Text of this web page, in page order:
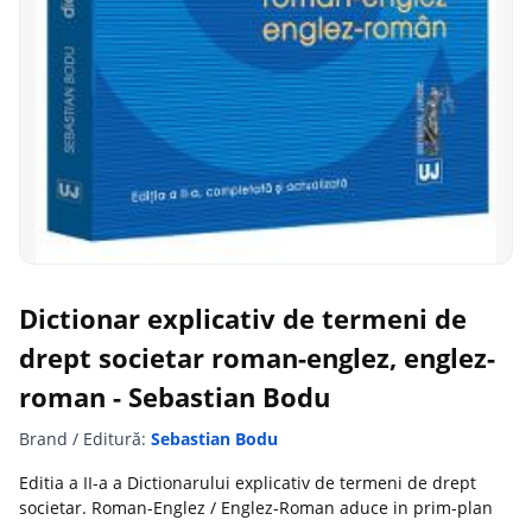
Dictionar explicativ de termeni de
drept societar roman-englez, englez-
roman - Sebastian Bodu
Brand / Editură: Sebastian Bodu
Editia a II-a a Dictionarului explicativ de termeni de drept
societar. Roman-Englez / Englez-Roman aduce in prim-plan